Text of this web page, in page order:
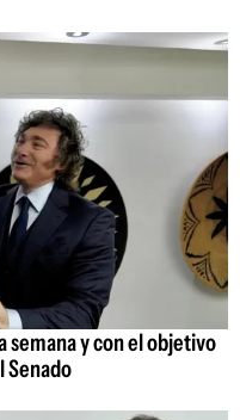
semana y con el objetivo
Senado